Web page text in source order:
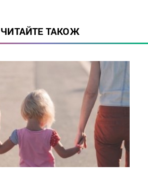
ЧИТАЙТЕ ТАКОЖ